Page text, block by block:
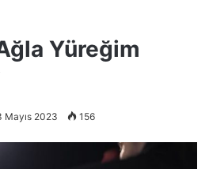
Yüreğim
Mayıs 2023 156